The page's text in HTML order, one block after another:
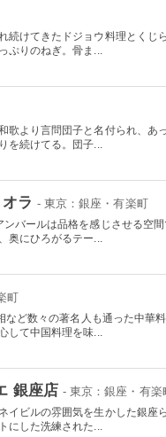
続けてきたドジョウ料理とくじ
ぷりのねぎ。骨ま...
歌より言問団子と名付られ、あ
を続けてる。団子...
ラ - 東京：銀座・有楽町
バールは品格を感じさせる空
奥にひろがるテー...
町
ど数々の著名人も通った中華
して中国料理を味...
銀座店 - 東京：銀座・有楽
イビルの雰囲気を生かした銀座
にした洗練された...